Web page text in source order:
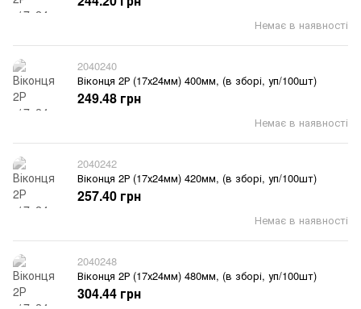
Немає в наявності
2040240
Віконця 2Р (17х24мм) 400мм, (в зборі, уп/100шт)
Немає в наявності
249.48 грн
2040242
Віконця 2Р (17х24мм) 420мм, (в зборі, уп/100шт)
Немає в наявності
257.40 грн
2040248
Віконця 2Р (17х24мм) 480мм, (в зборі, уп/100шт)
304.44 грн